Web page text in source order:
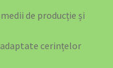
de producție și
cerințelor